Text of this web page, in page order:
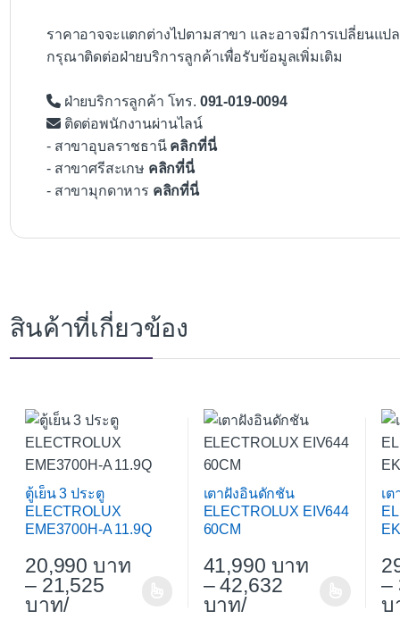
ราคาอาจจะแตกต่างไปตามสาขา และอาจมีการเปลี่ยนแป
กรุณาติดต่อฝ่ายบริการลูกค้าเพื่อรับข้อมูลเพิ่มเติม
ฝ่ายบริการลูกค้า โทร. 091-019-0094
ติดต่อพนักงานผ่านไลน์
- สาขาอุบลราชธานี คลิกที่นี่
- สาขาศรีสะเกษ คลิกที่นี่
- สาขามุกดาหาร คลิกที่นี่
สินค้าที่เกี่ยวข้อง
ตู้เย็น 3 ประตู
ELECTROLUX
EME3700H-A 11.9Q
20,990
– 21,525
/
This product has multiple variants. The options may be
เตาฝังอินดักชัน
ELECTROLUX EIV644
60CM
41,990
–42,632
/
This product has multiple
เ
–